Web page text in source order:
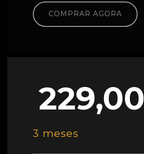
COMPRAR AGORA
229,00
3 meses